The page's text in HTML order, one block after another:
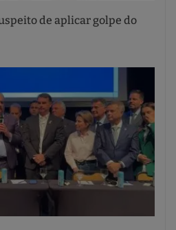
de aplicar golpe do